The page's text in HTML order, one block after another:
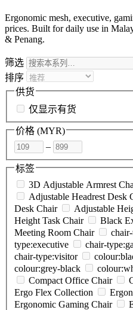
Ergonomic mesh, executive,
prices. Built for daily use in
& Penang.
筛选
排序
供货
仅显示有货
价格 (MYR)
–
标签
3D Adjustable Armrest
Adjustable Headrest Desk
Desk Chair
Adjustable
Height Task Chair
Black
Meeting Room Chair
type:executive
chair-
chair-type:visitor
colour:grey-black
Compact Office Chair
Ergo Flex Collection
Ergonomic Gaming Chair